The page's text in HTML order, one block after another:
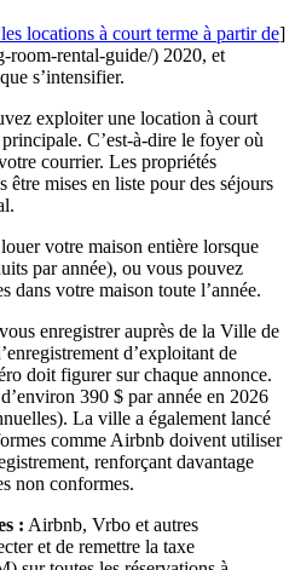
locations à court terme à partir de]
room-rental-guide/) 2020, et
s’intensifier.
exploiter une location à court
C’est-à-dire le foyer où
courrier. Les propriétés
être mises en liste pour des séjours
votre maison entière lorsque
par année), ou vous pouvez
dans votre maison toute l’année.
enregistrer auprès de la Ville de
d’exploitant de
doit figurer sur chaque annonce.
390 $ par année en 2026
La ville a également lancé
comme Airbnb doivent utiliser
renforçant davantage
non conformes.
: Airbnb, Vrbo et autres
et de remettre la taxe